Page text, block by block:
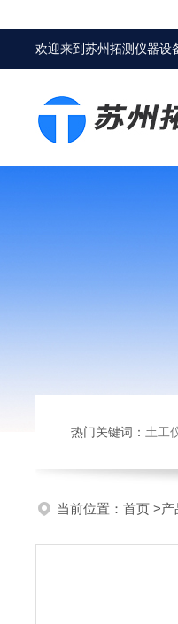
欢迎来到苏州拓测仪器设
热门关键词： 土工
当前位置： 首页 >产